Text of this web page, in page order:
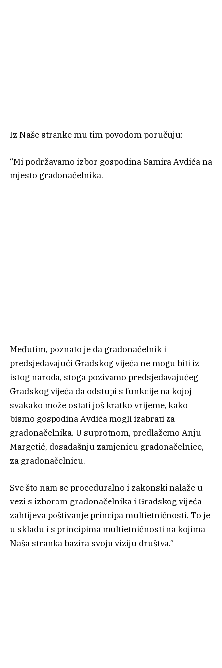
Iz Naše stranke mu tim povodom poručuju:
“Mi podržavamo izbor gospodina Samira Avdića na
mjesto gradonačelnika.
Međutim, poznato je da gradonačelnik i
predsjedavajući Gradskog vijeća ne mogu biti iz
istog naroda, stoga pozivamo predsjedavajućeg
Gradskog vijeća da odstupi s funkcije na kojoj
svakako može ostati još kratko vrijeme, kako
bismo gospodina Avdića mogli izabrati za
gradonačelnika. U suprotnom, predlažemo Anju
Margetić, dosadašnju zamjenicu gradonačelnice,
za gradonačelnicu.
Sve što nam se proceduralno i zakonski nalaže u
vezi s izborom gradonačelnika i Gradskog vijeća
zahtijeva poštivanje principa multietničnosti. To je
u skladu i s principima multietničnosti na kojima
Naša stranka bazira svoju viziju društva.”